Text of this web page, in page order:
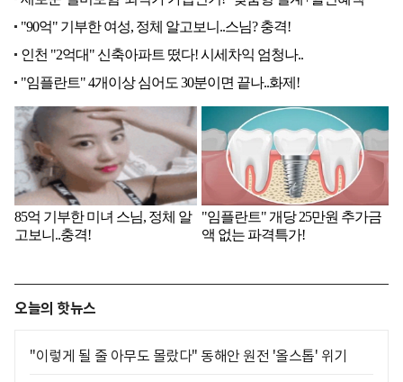
오늘의 핫뉴스
"이렇게 될 줄 아무도 몰랐다" 동해안 원전 '올스톱' 위기